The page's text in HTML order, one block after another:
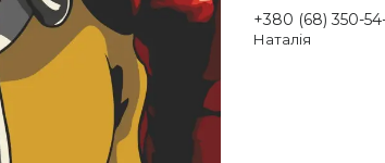
+380 (68) 350-
Наталія